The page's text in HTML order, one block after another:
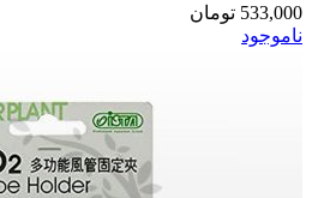
533,000 تومان
ناموجود